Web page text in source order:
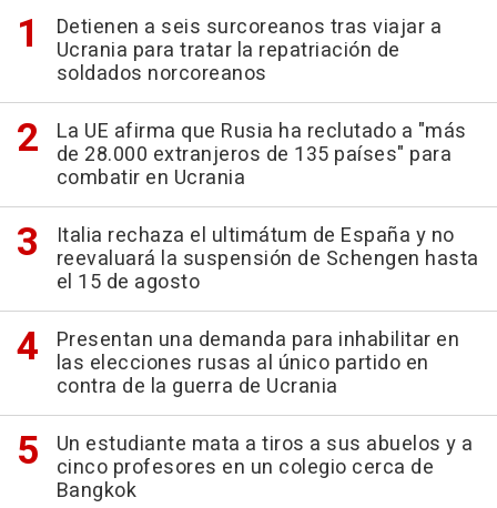
Detienen a seis surcoreanos tras viajar a
Ucrania para tratar la repatriación de
soldados norcoreanos
La UE afirma que Rusia ha reclutado a "más
de 28.000 extranjeros de 135 países" para
combatir en Ucrania
Italia rechaza el ultimátum de España y no
reevaluará la suspensión de Schengen hasta
el 15 de agosto
Presentan una demanda para inhabilitar en
las elecciones rusas al único partido en
contra de la guerra de Ucrania
Un estudiante mata a tiros a sus abuelos y a
cinco profesores en un colegio cerca de
Bangkok